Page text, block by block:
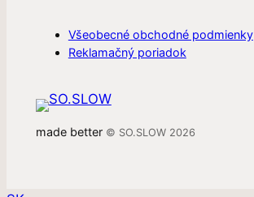
Všeobecné obchodné podmienky
Reklamačný poriadok
made better© SO.SLOW 2026